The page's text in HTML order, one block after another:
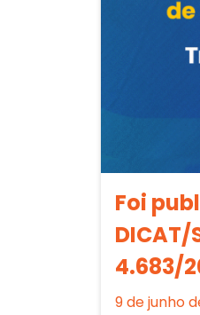
Foi
DICAT/
4.683/
9 de junho